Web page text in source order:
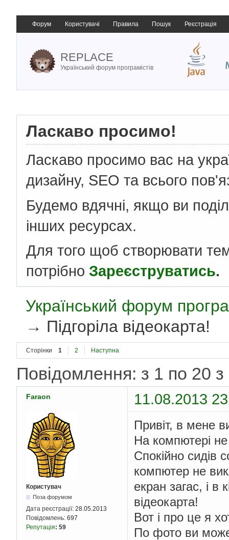
Форум Користувачі Правила Пошук Реєстрація
REPLACE
Український форум програмістів
Ласкаво просимо!
Ласкаво просимо вас на
дизайну, SEO та всього
Будемо вдячні, якщо ви
інших ресурсах.
Для того щоб створювати
потрібно Зареєструватись.
Український форум
→ Підгоріла відеокарта!
Сторінки 1 2 Наступна
Повідомлення: з 1 по 20 з
Faraon 11.08.2013
Користувач
Поза форумом
Дата реєстрації: 28.05.2013
Повідомлень: 697
Репутація: 59
Привіт, в мене
На компютері
Спокійно сидів
компютер не
екран загас, і в
відеокарта!
Вот і про це я
По фото ви